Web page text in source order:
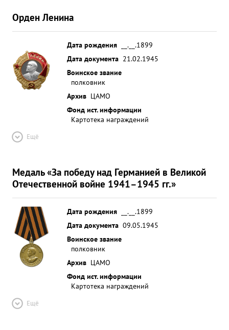
Орден Ленина
Дата рождения
__.__.1899
Дата документа 21.02.1945
Воинское звание
полковник
Архив ЦАМО
Фонд ист. информации
Картотека награждений
Ещё
Медаль «За победу над Германией в Великой
Отечественной войне 1941–1945 гг.»
Дата рождения
__.__.1899
Дата документа 09.05.1945
Воинское звание
полковник
Архив ЦАМО
Фонд ист. информации
Картотека награждений
Ещё